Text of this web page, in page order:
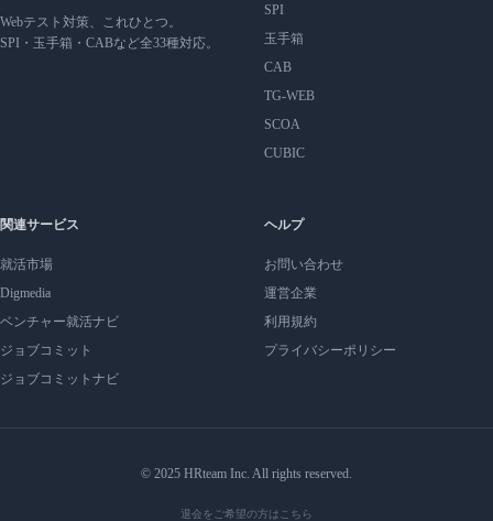
Webテスト対策、これひとつ。
SPI・玉手箱・CABなど全33種対応。
SPI
玉手箱
CAB
TG-WEB
SCOA
CUBIC
関連サービス
就活市場
Digmedia
ベンチャー就活ナビ
ジョブコミット
ジョブコミットナビ
ヘルプ
お問い合わせ
運営企業
利用規約
プライバシーポリシー
© 2025 HRteam Inc. All rights reserved.
退会をご希望の方はこちら